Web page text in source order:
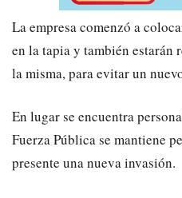
La empresa comenzó a
en la tapia y también estarán
la misma, para evitar un
En lugar se encuentra
Fuerza Pública se mantiene
presente una nueva invasión.